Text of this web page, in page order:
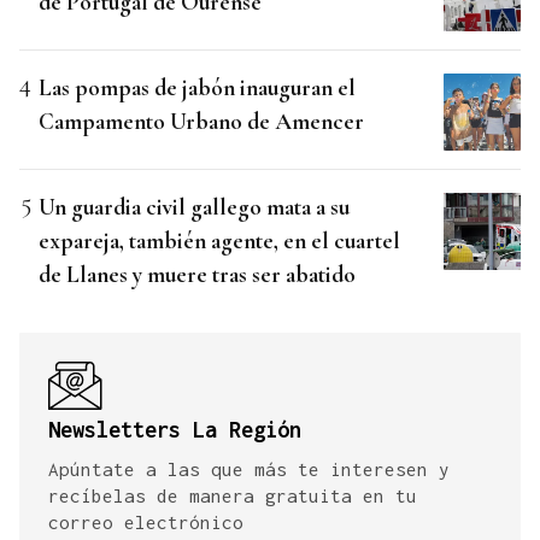
Las pompas de jabón inauguran el
Campamento Urbano de Amencer
Un guardia civil gallego mata a su
expareja, también agente, en el cuartel
de Llanes y muere tras ser abatido
Newsletters La Región
Apúntate a las que más te interesen y
recíbelas de manera gratuita en tu
correo electrónico